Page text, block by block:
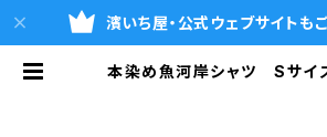
濱いち屋・公式ウェブサイトも
本染め魚河岸シャツ Sサ